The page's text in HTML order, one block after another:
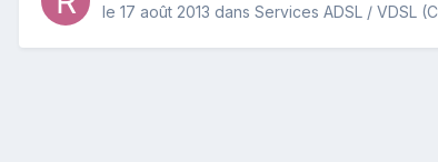
le 17 août 2013 dans Services ADSL / VDSL